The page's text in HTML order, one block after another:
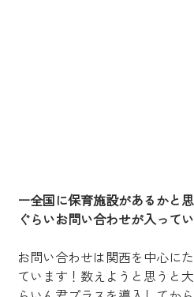
ー全国に保育施設があるかと
ぐらいお問い合わせが入って
お問い合わせは関西を中心に
ています！数えようと思うと大